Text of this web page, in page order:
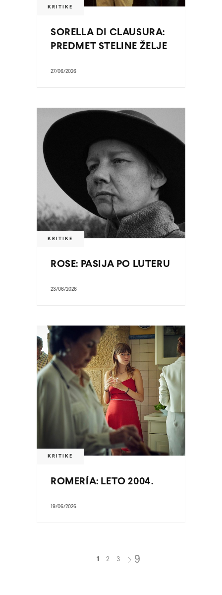
KRITIKE
SORELLA DI CLAUSURA:
PREDMET STELINE ŽELJE
27/06/2026
KRITIKE
ROSE: PASIJA PO LUTERU
23/06/2026
KRITIKE
ROMERÍA: LETO 2004.
19/06/2026
1 2 3